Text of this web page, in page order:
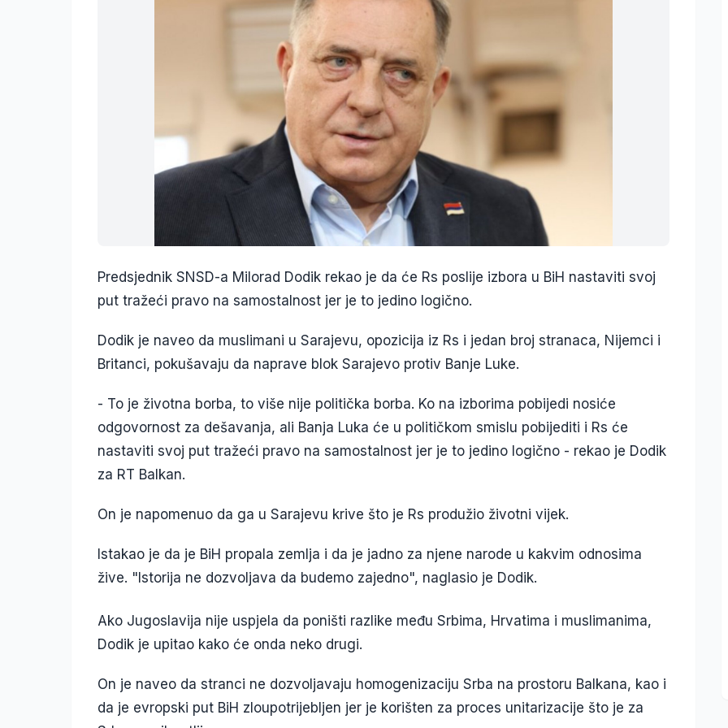
Predsjednik SNSD-a Milorad Dodik rekao je da će Rs poslije izbora u BiH nastaviti svoj
put tražeći pravo na samostalnost jer je to jedino logično.
Dodik je naveo da muslimani u Sarajevu, opozicija iz Rs i jedan broj stranaca, Nijemci i
Britanci, pokušavaju da naprave blok Sarajevo protiv Banje Luke.
- To je životna borba, to više nije politička borba. Ko na izborima pobijedi nosiće
odgovornost za dešavanja, ali Banja Luka će u političkom smislu pobijediti i Rs će
nastaviti svoj put tražeći pravo na samostalnost jer je to jedino logično - rekao je Dodik
za RT Balkan.
On je napomenuo da ga u Sarajevu krive što je Rs produžio životni vijek.
Istakao je da je BiH propala zemlja i da je jadno za njene narode u kakvim odnosima
žive. "Istorija ne dozvoljava da budemo zajedno", naglasio je Dodik.
Ako Јugoslavija nije uspjela da poništi razlike među Srbima, Hrvatima i muslimanima,
Dodik je upitao kako će onda neko drugi.
On je naveo da stranci ne dozvoljavaju homogenizaciju Srba na prostoru Balkana, kao i
da je evropski put BiH zloupotrijebljen jer je korišten za proces unitarizacije što je za